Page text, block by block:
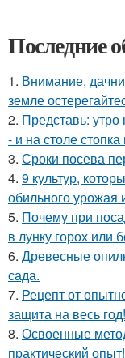
Последние
1. Внимание,
земле
2. Представь:
- и на столе
3. Сроки посева
4. 9 культур,
обильного урожая
5. Почему при
в лунку горох или
6. Древесные
сада.
7. Рецепт от
защита на весь год!
8. Освоенные
практический опыт!